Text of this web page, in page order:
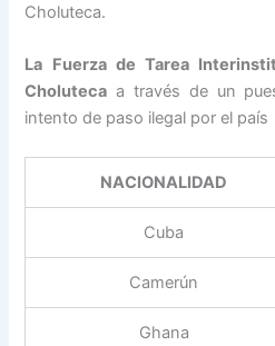
Choluteca.
La Fuerza de Tarea
Choluteca a través de un
intento de paso ilegal por el
NACIONALIDAD
Cuba
Camerún
Ghana